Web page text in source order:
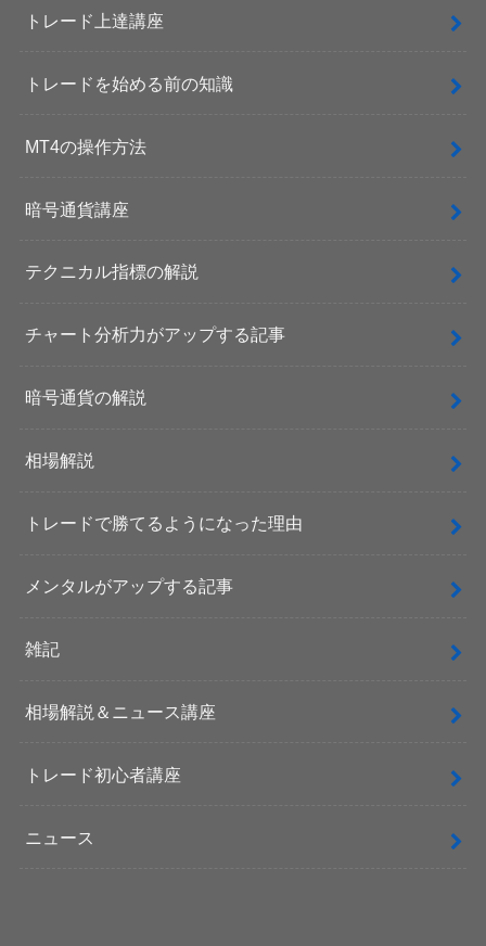
トレード上達講座
トレードを始める前の知識
MT4の操作方法
暗号通貨講座
テクニカル指標の解説
チャート分析力がアップする記事
暗号通貨の解説
相場解説
トレードで勝てるようになった理由
メンタルがアップする記事
雑記
相場解説＆ニュース講座
トレード初心者講座
ニュース